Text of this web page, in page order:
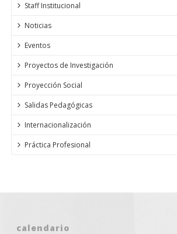
Staff Institucional
Noticias
Eventos
Proyectos de Investigación
Proyección Social
Salidas Pedagógicas
Internacionalización
Práctica Profesional
calendario